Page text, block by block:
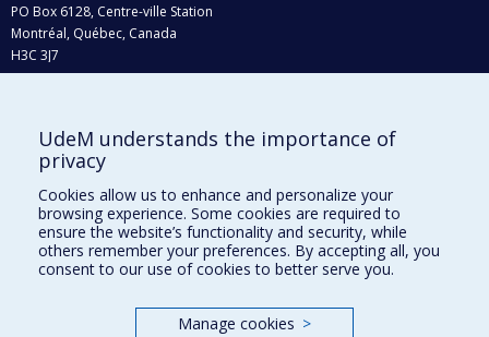
PO Box 6128, Centre-ville Station
Montréal, Québec, Canada
H3C 3J7
Who does what?
Find us
Site map
Accessibility
UdeM understands the importance of
privacy
Cookies allow us to enhance and personalize your
browsing experience. Some cookies are required to
ensure the website’s functionality and security, while
others remember your preferences. By accepting all, you
consent to our use of cookies to better serve you.
Manage cookies >